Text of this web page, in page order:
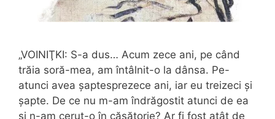
„VOINIŢKI: S-a dus… Acum zece ani, pe când
trăia soră-mea, am întâlnit-o la dânsa. Pe-
atunci avea șaptesprezece ani, iar eu treizeci și
șapte. De ce nu m-am îndrăgostit atunci de ea
și n-am cerut-o în căsătorie? Ar fi fost atât de